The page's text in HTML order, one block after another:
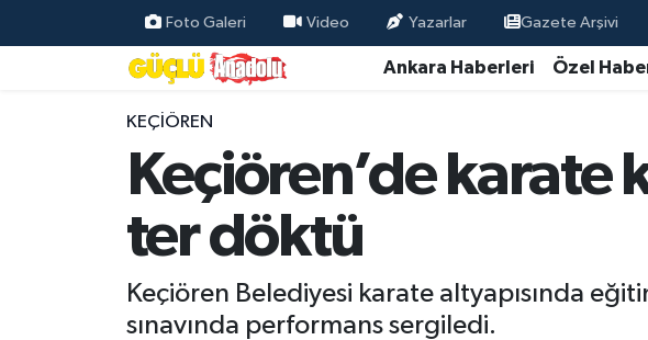
Foto Galeri Video Yazarlar Gazete Arşivi
Ankara Haberleri Özel
KEÇIÖREN
Keçiören’de karate
ter döktü
Keçiören Belediyesi karate altyapısında
sınavında performans sergiledi.
Özel Haber
Resmi İlanlar
Ekonomi
Gündem